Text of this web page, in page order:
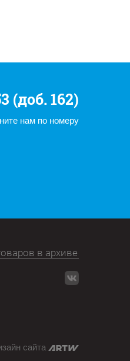
(доб. 162)
нам по номеру
сайта